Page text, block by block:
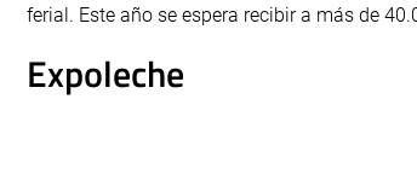
ferial. Este año se espera recibir a más de
Expoleche